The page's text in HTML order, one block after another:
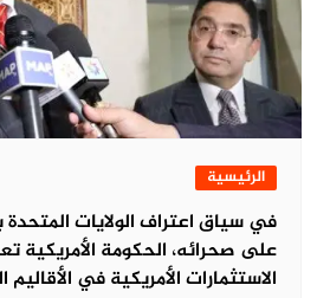
الرئيسية
في سياق اعتراف الولايات
على صحرائه، الحكومة الأمريكية
الاستثمارات الأمريكية في الأقاليم